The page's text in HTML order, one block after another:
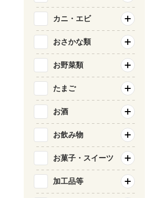
カニ・エビ
おさかな類
お野菜類
たまご
お酒
お飲み物
お菓子・スイーツ
加工品等